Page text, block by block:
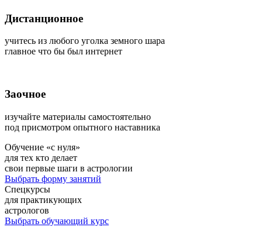
Дистанционное
учитесь из любого уголка земного шара
главное что бы был интернет
Заочное
изучайте материалы самостоятельно
под присмотром опытного наставника
Обучение «с нуля»
для тех кто делает
свои первые шаги в астрологии
Выбрать форму занятий
Спецкурсы
для практикующих
астрологов
Выбрать обучающий курс